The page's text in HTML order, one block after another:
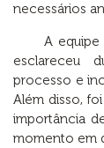
necessários
A
esclareceu
processo e
Além disso,
importância
momento em